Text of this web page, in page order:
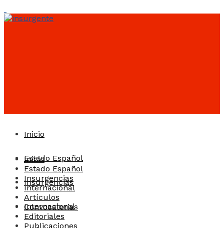
Inicio
Estado Español
Insurgencias
Internacional
Inicio
Estado Español
Insurgencias
Internacional
Artículos
Convocatorias
Editoriales
Publicaciones